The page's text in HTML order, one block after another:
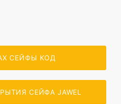
СЕЙФЫ КОД
СЕЙФА JAWEL